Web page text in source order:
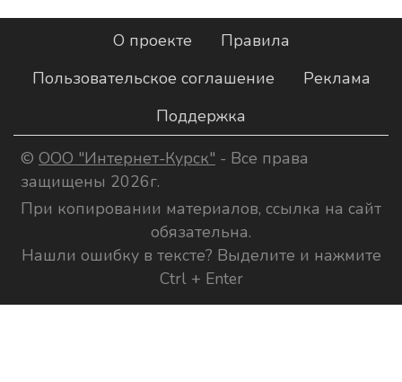
О проекте
Правила
Пользовательское соглашение
Реклама
Поддержка
© ООО "Интернет-Курск" - Все права
защищены 2026г.
При копировании материалов, ссылка на сайт
обязательна.
Нашли ошибку в тексте? Выделите и нажмите
Ctrl + Enter